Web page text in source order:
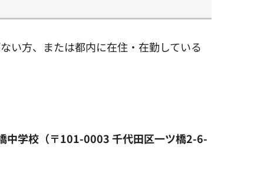
い方、または都内に在住・在勤している
中学校（〒101-0003 千代田区一ツ橋2-6-